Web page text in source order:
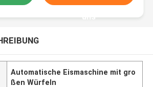
uns
Automatische Eismaschine mit gro
ßen Würfeln